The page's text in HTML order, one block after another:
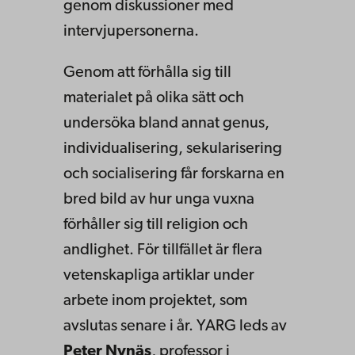
genom diskussioner med
intervjupersonerna.
Genom att förhålla sig till
materialet på olika sätt och
undersöka bland annat genus,
individualisering, sekularisering
och socialisering får forskarna en
bred bild av hur unga vuxna
förhåller sig till religion och
andlighet. För tillfället är flera
vetenskapliga artiklar under
arbete inom projektet, som
avslutas senare i år. YARG leds av